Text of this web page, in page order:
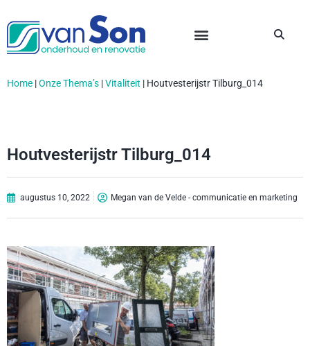
Home |Onze Thema’s |Vitaliteit | Houtvesterijstr Tilburg_014
Houtvesterijstr Tilburg_014
augustus 10, 2022 Megan van de Velde - communicatie en marketing